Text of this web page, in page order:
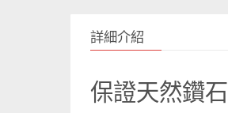
詳細介紹
保證天然鑽石